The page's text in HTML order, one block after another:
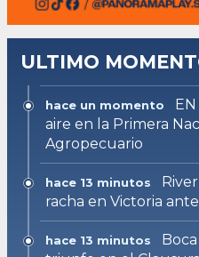
ULTIMO
hace un momento
aire en la Primera
Agropecuario
hace 13 minutos
racha en Victoria
hace 13 minutos